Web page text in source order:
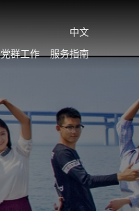
中文
党群工作 服务指南